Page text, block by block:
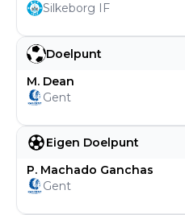
Eigen Doelpunt
P. Machado Ganchas
Gent
Doelpunt
M. Dean
Gent
Silkeborg IF